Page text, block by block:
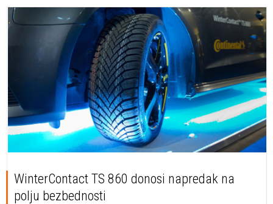
WinterContact TS 860 donosi napredak na
polju bezbednosti